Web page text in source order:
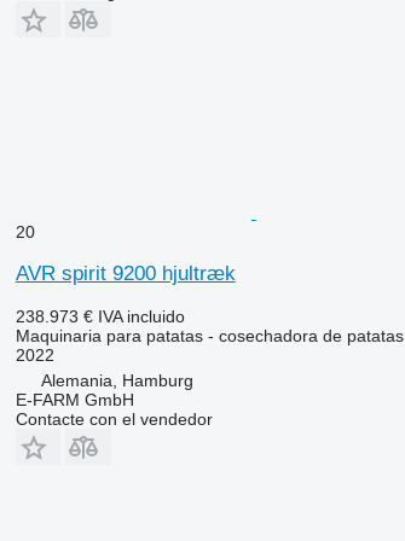
20
AVR spirit 9200 hjultræk
238.973 € IVA incluido
Maquinaria para patatas - cosechadora de patatas
2022
Alemania, Hamburg
E-FARM GmbH
Contacte con el vendedor